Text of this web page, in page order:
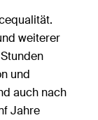
weiterer
und
auch nach
Jahre